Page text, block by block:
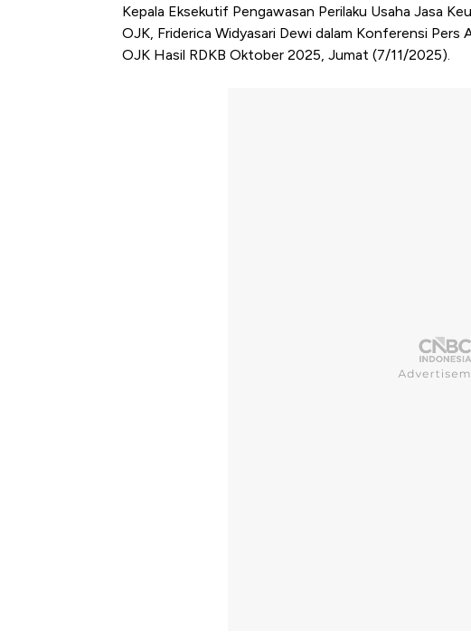
Kepala Eksekutif Pengawasan Perilaku Usaha Jasa
OJK, Friderica Widyasari Dewi dalam Konferensi Pers
OJK Hasil RDKB Oktober 2025, Jumat (7/11/2025).